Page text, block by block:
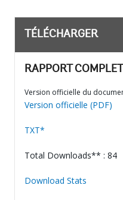
TÉLÉCHARGER
RAPPORT COMPLET
Version officielle du
Version officielle (PDF)
TXT*
Total Downloads** : 84
Download Stats